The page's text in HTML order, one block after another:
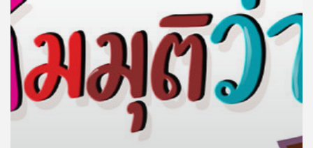
เพลง
บทความ
ข่าว